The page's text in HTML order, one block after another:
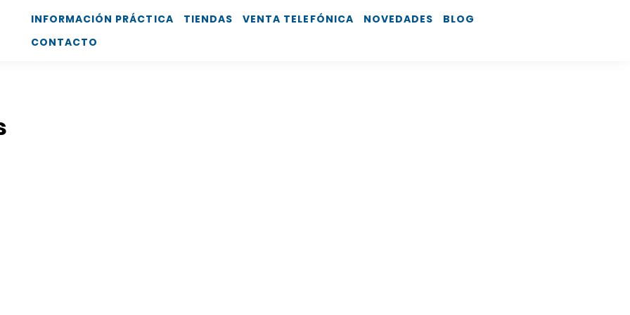
INFORMACIÓN PRÁCTICA TIENDAS VENTA TELEFÓNICA NOVEDADES
BLOG
CONTACTO